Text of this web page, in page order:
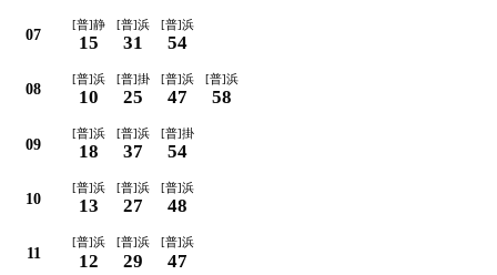
07
[普]静
15
[普]浜
31
[普]浜
54
08
[普]浜
10
[普]掛
25
[普]浜
47
[普]浜
58
09
[普]浜
18
[普]浜
37
[普]掛
54
10
[普]浜
13
[普]浜
27
[普]浜
48
11
[普]浜
12
[普]浜
29
[普]浜
47